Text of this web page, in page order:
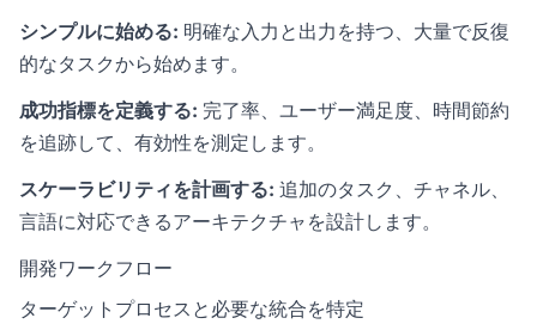
シンプルに始める: 明確な入力と出力を持つ、大量で反復
的なタスクから始めます。
成功指標を定義する: 完了率、ユーザー満足度、時間節約
を追跡して、有効性を測定します。
スケーラビリティを計画する: 追加のタスク、チャネル、
言語に対応できるアーキテクチャを設計します。
開発ワークフロー
ターゲットプロセスと必要な統合を特定